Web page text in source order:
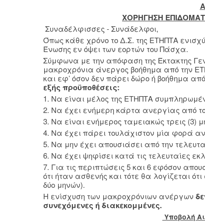
ΧΟΡΗΓΗΣΗ
Συναδέλφισσες - Συνάδελφοι,
Όπως κάθε χρόνο το Δ.Σ. της ΕΤΗΠΤΑ
Ένωσης εν όψει των εορτών του Πάσχα.
Σύμφωνα με την απόφαση της Έκτακτης
μακροχρόνια άνεργος βοήθημα από την
και εφ’ όσον δεν πάρει δώρο ή βοήθημα
εξής προϋποθέσεις:
1. Να είναι μέλος της ΕΤΗΠΤΑ
2. Να έχει ενήμερη κάρτα ανεργίας από
3. Να είναι ενήμερος ταμειακώς τρεις (3)
4. Να έχει πάρει τουλάχιστον μία φορά
5. Να μην έχει απουσιάσει από την
6. Να έχει ψηφίσει κατά τις τελευταίες
7. Για τις περιπτώσεις 5 και 6 εφόσον
ότι ήταν ασθενής και τότε θα λογίζεται
δύο μηνών).
Η ενίσχυση των μακροχρόνιων ανέργων
συνεχόμενες ή διακεκομμένες.
Υποβολή